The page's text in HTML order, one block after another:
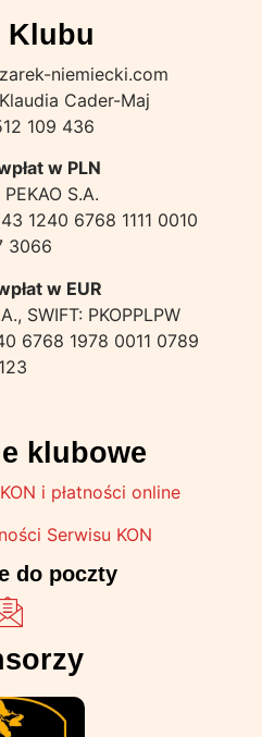
Klubu
niemiecki.com
Cader-Maj
109 436
w PLN
S.A.
1240 6768 1111 0010
3066
w EUR
SWIFT: PKOPPLPW
6768 1978 0011 0789
klubowe
i płatności online
Serwisu KON
do poczty